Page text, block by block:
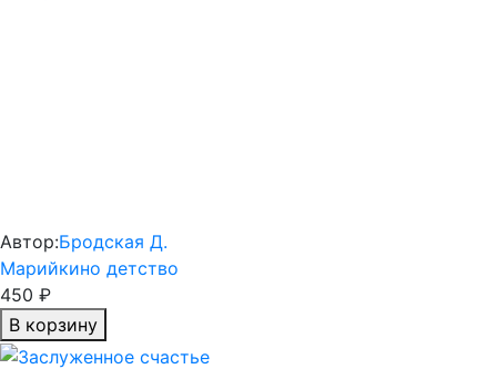
Автор:Бродская Д.
Марийкино детство
450 ₽
В корзину